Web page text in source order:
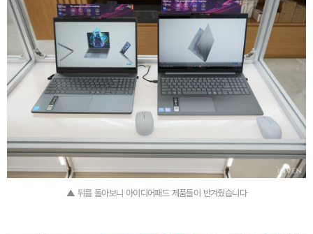
▲ 뒤를 돌아보니 아이디어패드 제품들이 반겨줬습니다